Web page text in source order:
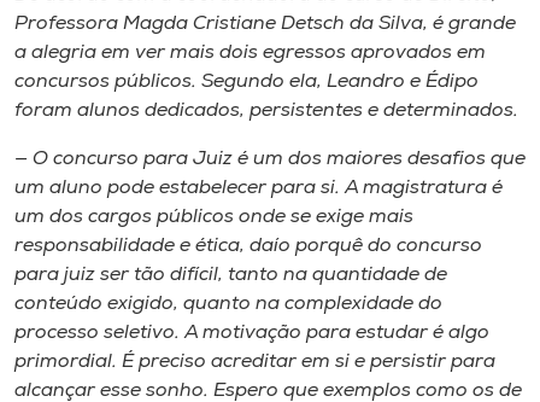
Professora Magda Cristiane Detsch da Silva, é grande
a alegria em ver mais dois egressos aprovados em
concursos públicos. Segundo ela, Leandro e Édipo
foram alunos dedicados, persistentes e determinados.
— O concurso para Juiz é um dos maiores desafios que
um aluno pode estabelecer para si. A magistratura é
um dos cargos públicos onde se exige mais
responsabilidade e ética, daío porquê do concurso
para juiz ser tão difícil, tanto na quantidade de
conteúdo exigido, quanto na complexidade do
processo seletivo. A motivação para estudar é algo
primordial. É preciso acreditar em si e persistir para
alcançar esse sonho. Espero que exemplos como os de